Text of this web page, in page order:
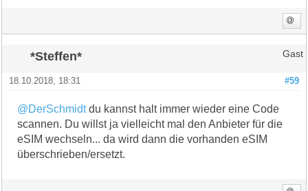
*Steffen* Gast
#59
18.10.2018, 18:31
@DerSchmidtdu kannst halt immer wieder eine Code
scannen. Du willst ja vielleicht mal den Anbieter für die
eSIM wechseln... da wird dann die vorhanden eSIM
überschrieben/ersetzt.